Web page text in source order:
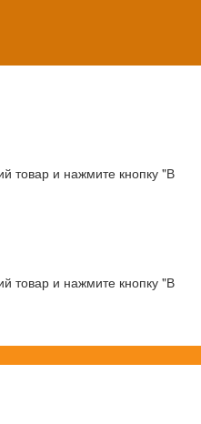
товар и нажмите кнопку "В
товар и нажмите кнопку "В